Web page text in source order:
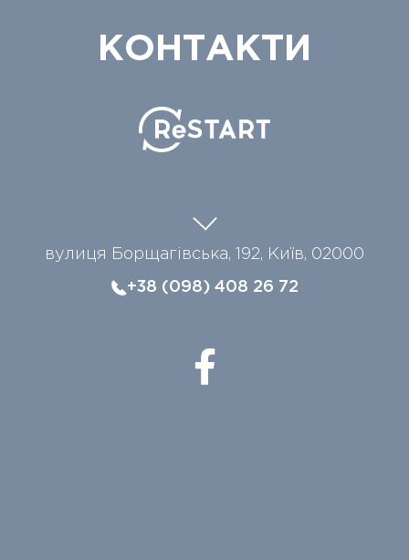
КОНТАКТИ
вулиця Борщагівська, 192, Київ, 02000
+38 (098) 408 26 72